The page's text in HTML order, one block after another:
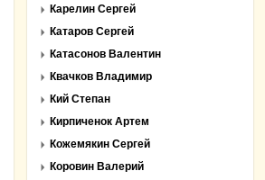
Карелин Сергей
Катаров Сергей
Катасонов Валентин
Квачков Владимир
Кий Степан
Кирпиченок Артем
Кожемякин Сергей
Коровин Валерий